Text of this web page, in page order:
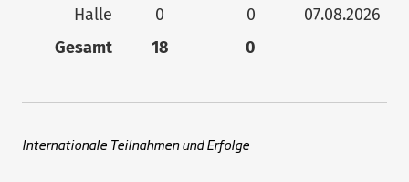
Halle
0 0
07.08.2026
Gesamt
18 0
Internationale Teilnahmen und Erfolge